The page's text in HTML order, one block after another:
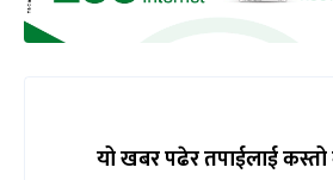
यो खबर पढेर तपाईलाई